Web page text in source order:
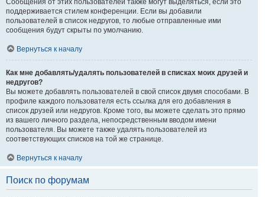
Сообщения от этих пользователей также могут выделяться, если это
поддерживается стилем конференции. Если вы добавили
пользователей в список недругов, то любые отправленные ими
сообщения будут скрыты по умолчанию.
Вернуться к началу
Как мне добавлять/удалять пользователей в списках моих друзей и
недругов?
Вы можете добавлять пользователей в свой список двумя способами. В
профиле каждого пользователя есть ссылка для его добавления в
список друзей или недругов. Кроме того, вы можете сделать это прямо
из вашего личного раздела, непосредственным вводом имени
пользователя. Вы можете также удалять пользователей из
соответствующих списков на той же странице.
Вернуться к началу
Поиск по форумам